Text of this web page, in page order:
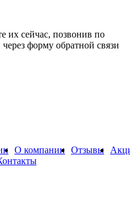
их сейчас, позвонив по
форму обратной связи
О компании Отзывы